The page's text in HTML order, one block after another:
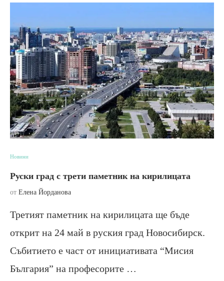
Новини
Руски град с трети паметник на кирилицата
от Елена Йорданова
Третият паметник на кирилицата ще бъде
открит на 24 май в руския град Новосибирск.
Събитието е част от инициативата “Мисия
България” на професорите …